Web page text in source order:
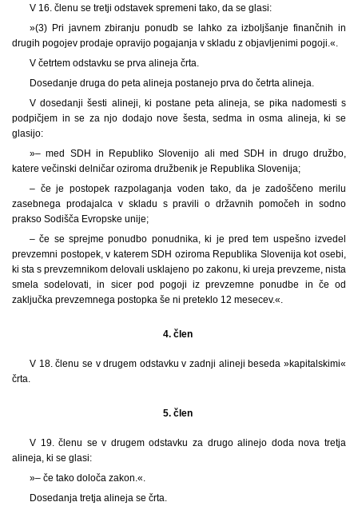
V 16. členu se tretji odstavek spremeni tako, da se glasi:
»(3) Pri javnem zbiranju ponudb se lahko za izboljšanje finančnih in
drugih pogojev prodaje opravijo pogajanja v skladu z objavljenimi pogoji.«.
V četrtem odstavku se prva alineja črta.
Dosedanje druga do peta alineja postanejo prva do četrta alineja.
V dosedanji šesti alineji, ki postane peta alineja, se pika nadomesti s
podpičjem in se za njo dodajo nove šesta, sedma in osma alineja, ki se
glasijo:
»– med SDH in Republiko Slovenijo ali med SDH in drugo družbo,
katere večinski delničar oziroma družbenik je Republika Slovenija;
– če je postopek razpolaganja voden tako, da je zadoščeno merilu
zasebnega prodajalca v skladu s pravili o državnih pomočeh in sodno
prakso Sodišča Evropske unije;
– če se sprejme ponudbo ponudnika, ki je pred tem uspešno izvedel
prevzemni postopek, v katerem SDH oziroma Republika Slovenija kot osebi,
ki sta s prevzemnikom delovali usklajeno po zakonu, ki ureja prevzeme, nista
smela sodelovati, in sicer pod pogoji iz prevzemne ponudbe in če od
zaključka prevzemnega postopka še ni preteklo 12 mesecev.«.
4. člen
V 18. členu se v drugem odstavku v zadnji alineji beseda »kapitalskimi«
črta.
5. člen
V 19. členu se v drugem odstavku za drugo alinejo doda nova tretja
alineja, ki se glasi:
»– če tako določa zakon.«.
Dosedanja tretja alineja se črta.